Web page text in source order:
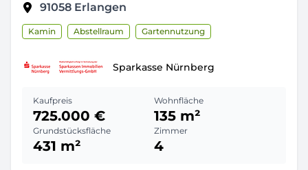
91058 Erlangen
Kamin Abstellraum Gartennutzung
Sparkasse Nürnberg
Kaufpreis
725.000 €
Wohnfläche
135 m²
Grundstücksfläche
431 m²
Zimmer
4